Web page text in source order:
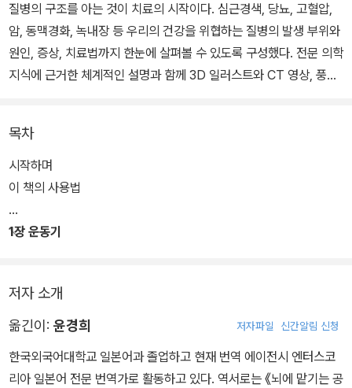
질병의 구조를 아는 것이 치료의 시작이다. 심근경색, 당뇨, 고혈압,
암, 동맥경화, 녹내장 등 우리의 건강을 위협하는 질병의 발생 부위와
원인, 증상, 치료법까지 한눈에 살펴볼 수 있도록 구성했다. 전문 의학
지식에 근거한 체계적인 설명과 함께 3D 일러스트와 CT 영상, 풍부
목차
시작하며
이 책의 사용법
1장 운동기
저자 소개
옮긴이: 윤경희 저자파일 신간알림 신청
한국외국어대학교 일본어과 졸업하고 현재 번역 에이전시 엔터스코
리아 일본어 전문 번역가로 활동하고 있다. 역서로는 《뇌에 맡기는 공